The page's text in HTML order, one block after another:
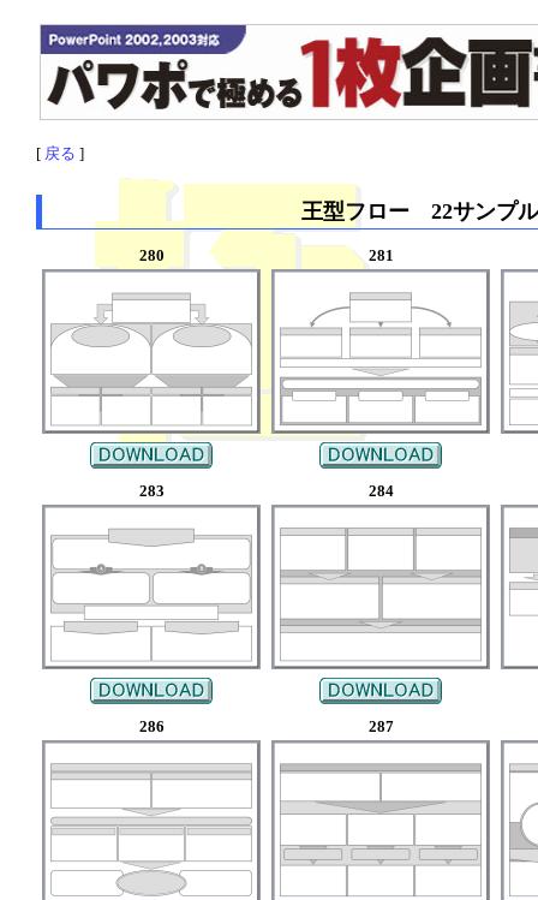
[ 戻る ]
王型フロー 22サンプル
280 281
283 284
286 287